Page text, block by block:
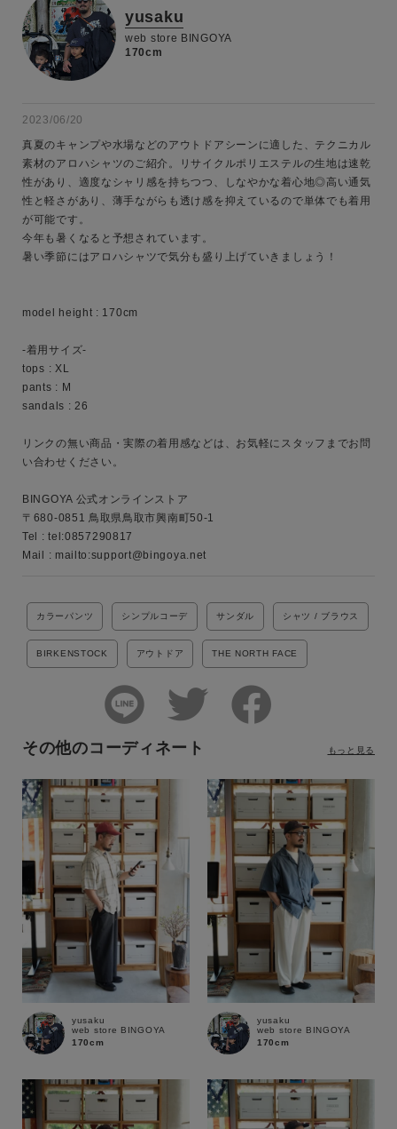
キーワード
カテゴリ
サイズ
ブランド
yusaku
web store BINGOYA
170cm
2023/06/20
真夏のキャンプや水場などのアウトドアシーンに適した、テクニカル
素材のアロハシャツのご紹介。リサイクルポリエステルの生地は速乾
性があり、適度なシャリ感を持ちつつ、しなやかな着心地◎高い通気
性と軽さがあり、薄手ながらも透け感を抑えているので単体でも着用
が可能です。
今年も暑くなると予想されています。
暑い季節にはアロハシャツで気分も盛り上げていきましょう！
model height : 170cm
-着用サイズ-
tops : XL
pants : M
sandals : 26
リンクの無い商品・実際の着用感などは、お気軽にスタッフまでお問
い合わせください。
BINGOYA 公式オンラインストア
〒680-0851 鳥取県鳥取市興南町50-1
Tel : tel:0857290817
Mail : mailto:support@bingoya.net
カラーパンツ シンプルコーデ サンダル シャツ / ブラウス
BIRKENSTOCK アウトドア THE NORTH FACE
その他のコーディネート
yusaku
web store BINGOYA
170cm
yusaku
web store BINGOYA
170cm
もっと見る